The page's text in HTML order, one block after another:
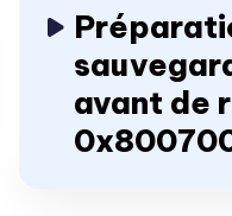
avant de